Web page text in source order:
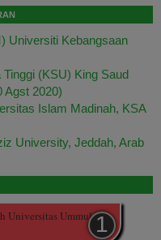
Universiti Kebangsaan
(KSU) King Saud
Agst 2020)
Islam Madinah, KSA
University, Jeddah, Arab
Universitas Ummul